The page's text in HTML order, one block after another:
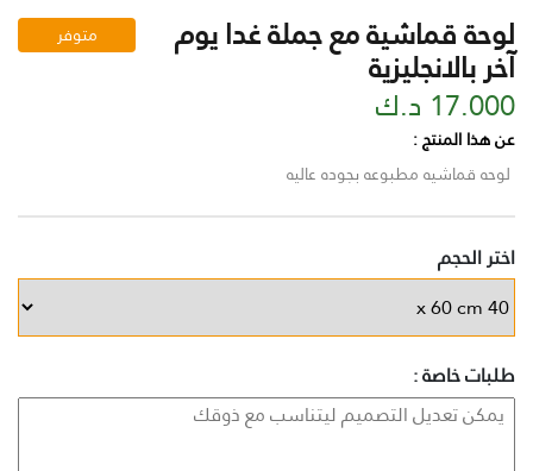
لوحة قماشية مع جملة غدا يوم
آخر بالانجليزية
متوفر
17.000 د.ك
عن هذا المنتج :
لوحه قماشيه مطبوعه بجوده عاليه
اختر الحجم
طلبات خاصة :